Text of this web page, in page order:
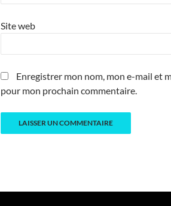
Site web
Enregistrer mon nom, mon e-mail et
pour mon prochain commentaire.